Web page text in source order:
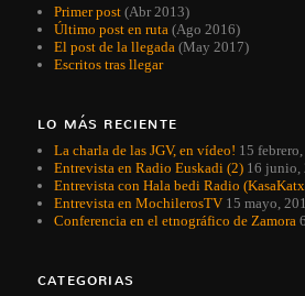
Primer post (Abr 2013)
Último post en ruta (Ago 2016)
El post de la llegada (May 2017)
Escritos tras llegar
LO MÁS RECIENTE
La charla de las JGV, en vídeo! 15
Entrevista en Radio Euskadi (2) 16 junio,
Entrevista con Hala bedi Radio
Entrevista en MochilerosTV 15 mayo,
Conferencia en el etnográfico de Zamora
CATEGORIAS